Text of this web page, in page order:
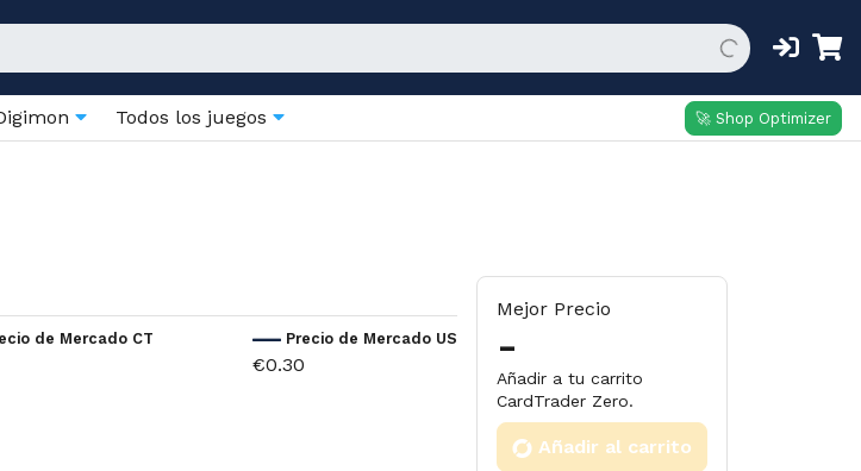
Todos los juegos 🚀 Shop Optimizer
de Mercado CT Precio de Mercado US
€0.30
Mejor Precio
-
Añadir a tu carrito
CardTrader Zero.
Añadir al carrito